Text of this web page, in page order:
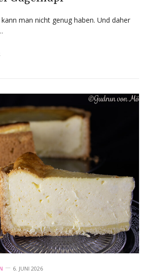
man nicht genug haben. Und daher
6. JUNI 2026